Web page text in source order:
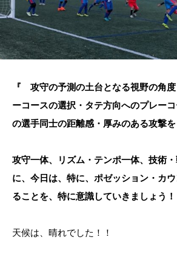
『 攻守の予測の土台となる視野の角
ーコースの選択・タテ方向へのプレー
の選手同士の距離感・厚みのある攻撃
攻守一体、リズム・テンポ一体、技術
に、今日は、特に、ポゼッション・カ
ることを、特に意識していきましょう！
天候は、晴れでした！！